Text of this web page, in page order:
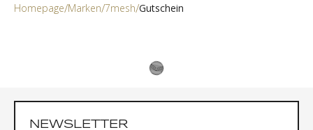
Homepage Marken 7mesh Gutschein
NEWSLETTER